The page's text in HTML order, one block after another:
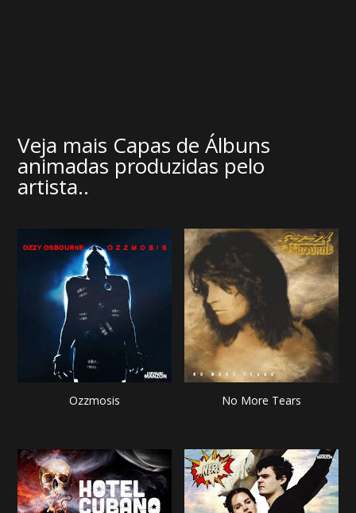
Veja mais Capas de Álbuns
animadas produzidas pelo
artista..
Ozzmosis No More Tears